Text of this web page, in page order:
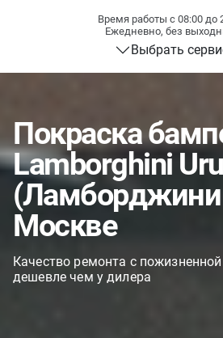
Время работы с 08:00 до
Ежедневно, без
Выбрать
Покраска
Lamborghini
(Ламборджини
Москве
Качество ремонта с
дешевле чем у дилера